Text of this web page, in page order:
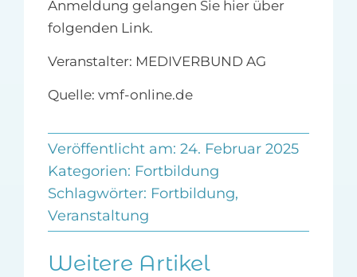
Anmeldung gelangen Sie hier über
folgenden Link.
Veranstalter: MEDIVERBUND AG
Quelle: vmf-online.de
Veröffentlicht am: 24. Februar 2025
Kategorien: Fortbildung
Schlagwörter: Fortbildung,
Veranstaltung
Weitere Artikel